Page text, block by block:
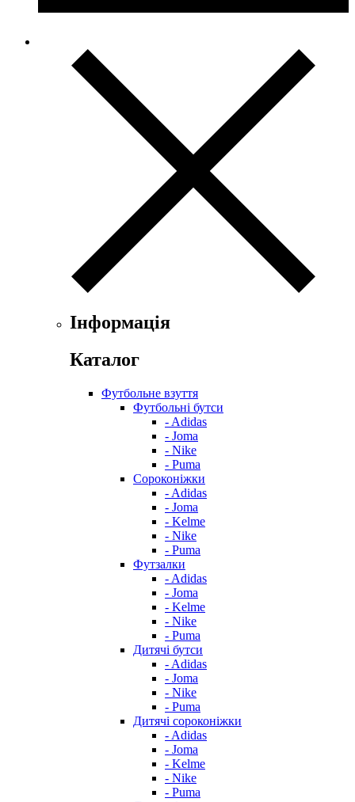
Інформація
Каталог
Футбольне взуття
Футбольні бутси
- Adidas
- Joma
- Nike
- Puma
Сороконіжки
- Adidas
- Joma
- Kelme
- Nike
- Puma
Футзалки
- Adidas
- Joma
- Kelme
- Nike
- Puma
Дитячі бутси
- Adidas
- Joma
- Nike
- Puma
Дитячі сороконіжки
- Adidas
- Joma
- Kelme
- Nike
- Puma